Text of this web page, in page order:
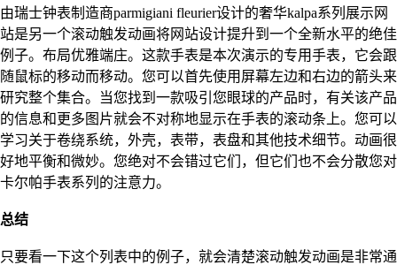
由瑞士钟表制造商parmigiani fleurier设计的奢华kalpa系列展示网
站是另一个滚动触发动画将网站设计提升到一个全新水平的绝佳
例子。布局优雅端庄。这款手表是本次演示的专用手表，它会跟
随鼠标的移动而移动。您可以首先使用屏幕左边和右边的箭头来
研究整个集合。当您找到一款吸引您眼球的产品时，有关该产品
的信息和更多图片就会不对称地显示在手表的滚动条上。您可以
学习关于卷绕系统，外壳，表带，表盘和其他技术细节。动画很
好地平衡和微妙。您绝对不会错过它们，但它们也不会分散您对
卡尔帕手表系列的注意力。
总结
只要看一下这个列表中的例子，就会清楚滚动触发动画是非常通